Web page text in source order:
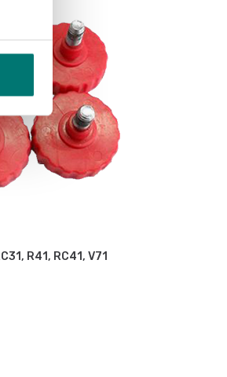
R41, RC41, V71